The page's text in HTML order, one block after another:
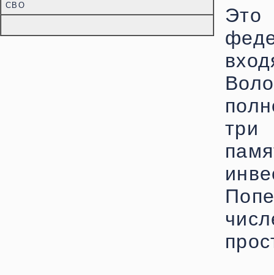
СВО
Это